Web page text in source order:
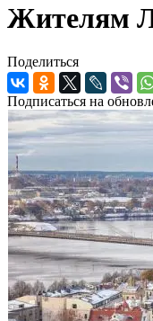
Жителям
Поделиться
Подписаться на